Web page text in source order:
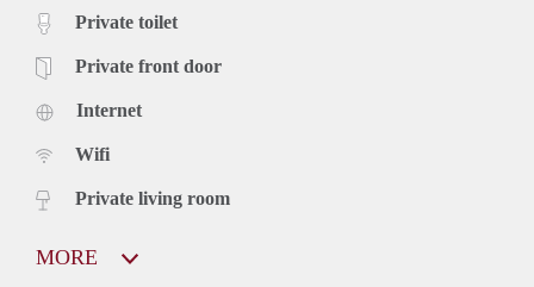
Private toilet
Private front door
Internet
Wifi
Private living room
MORE